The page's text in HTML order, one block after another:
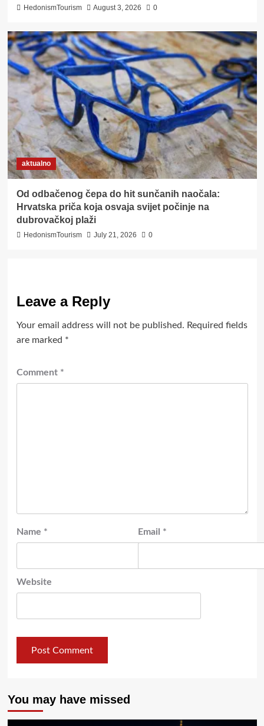
HedonismTourism August 3, 2026 0
aktualno
Od odbačenog čepa do hit sunčanih naočala:
Hrvatska priča koja osvaja svijet počinje na
dubrovačkoj plaži
HedonismTourism July 21, 2026 0
Leave a Reply
Your email address will not be published. Required fields
are marked *
Comment *
Name * Email *
Website
You may have missed